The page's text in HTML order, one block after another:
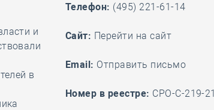
и
в
Телефон: (495) 221-61-14
Cайт: Перейти на сайт
Email: Отправить письмо
Номер в реестре: СРО-С-219-